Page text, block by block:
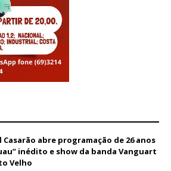
Casarão abre programação de 26 anos
inédito e show da banda Vanguart
Velho